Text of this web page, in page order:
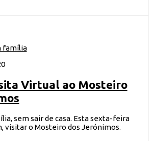
família
Virtual ao Mosteiro
sem sair de casa. Esta sexta-feira
visitar o Mosteiro dos Jerónimos.